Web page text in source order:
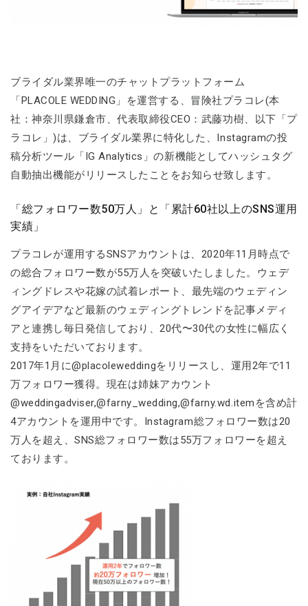
ブライダル業界唯一のチャットプラットフォーム
「PLACOLE WEDDING」を運営する、冒険社プラコレ(本
社：神奈川県鎌倉市、代表取締役CEO：武藤功樹、以下「プ
ラコレ」)は、ブライダル業界に特化した、Instagramの投
稿分析ツール「IG Analytics」の新機能としてハッシュタグ
自動抽出機能がリリースしたことをお知らせ致します。
「総フォロワー数50万人」と「累計60社以上のSNS運用
実績」
プラコレが運用するSNSアカウントは、2020年11月時点で
の総合フォロワー数が55万人を突破いたしました。ウェデ
ィングドレスや花嫁の試着レポート、最先端のウェディン
グアイデアなど最新のウェディングトレンドを記事メディ
アと連携し毎日発信しており、20代〜30代の女性に幅広く
支持をいただいております。
2017年1月に@placoleweddingをリリースし、運用2年で11
万フォロワー獲得。現在は姉妹アカウント
@weddingadviser,@farny_wedding,@farny.wd.itemを含め計
4アカウントを運用中です。Instagram総フォロワー数は20
万人を超え、SNS総フォロワー数は55万フォロワーを超え
ております。